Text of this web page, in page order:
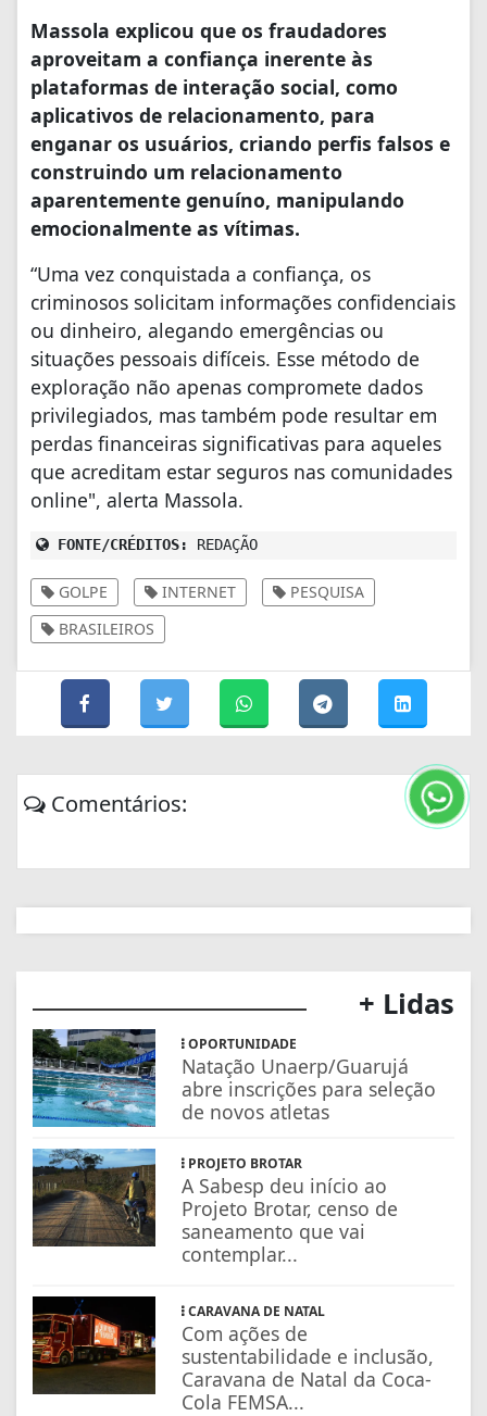
Massola explicou que os fraudadores
aproveitam a confiança inerente às
plataformas de interação social, como
aplicativos de relacionamento, para
enganar os usuários, criando perfis falsos e
construindo um relacionamento
aparentemente genuíno, manipulando
emocionalmente as vítimas.
“Uma vez conquistada a confiança, os
criminosos solicitam informações confidenciais
ou dinheiro, alegando emergências ou
situações pessoais difíceis. Esse método de
exploração não apenas compromete dados
privilegiados, mas também pode resultar em
perdas financeiras significativas para aqueles
que acreditam estar seguros nas comunidades
online", alerta Massola.
FONTE/CRÉDITOS: REDAÇÃO
GOLPE INTERNET
PESQUISA
BRASILEIROS
Comentários:
+ Lidas
OPORTUNIDADE
Natação Unaerp/Guarujá
abre inscrições para seleção
de novos atletas
PROJETO BROTAR
A Sabesp deu início ao
Projeto Brotar, censo de
saneamento que vai
contemplar...
CARAVANA DE NATAL
Com ações de
sustentabilidade e inclusão,
Caravana de Natal da Coca-
Cola FEMSA...